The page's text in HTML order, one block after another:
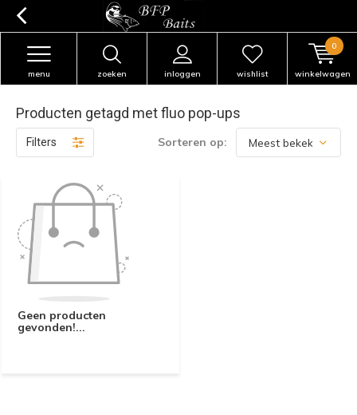
zoeken inloggen
menu wishlist winkelwagen
0
Producten getagd met fluo pop-ups
Filters Sorteren op:
Geen producten
gevonden!...